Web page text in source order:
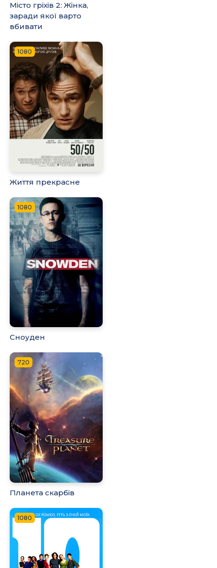
Місто гріхів 2: Жінка,
заради якої варто
вбивати
1080
Життя прекрасне
1080
Сноуден
720
Планета скарбів
1080